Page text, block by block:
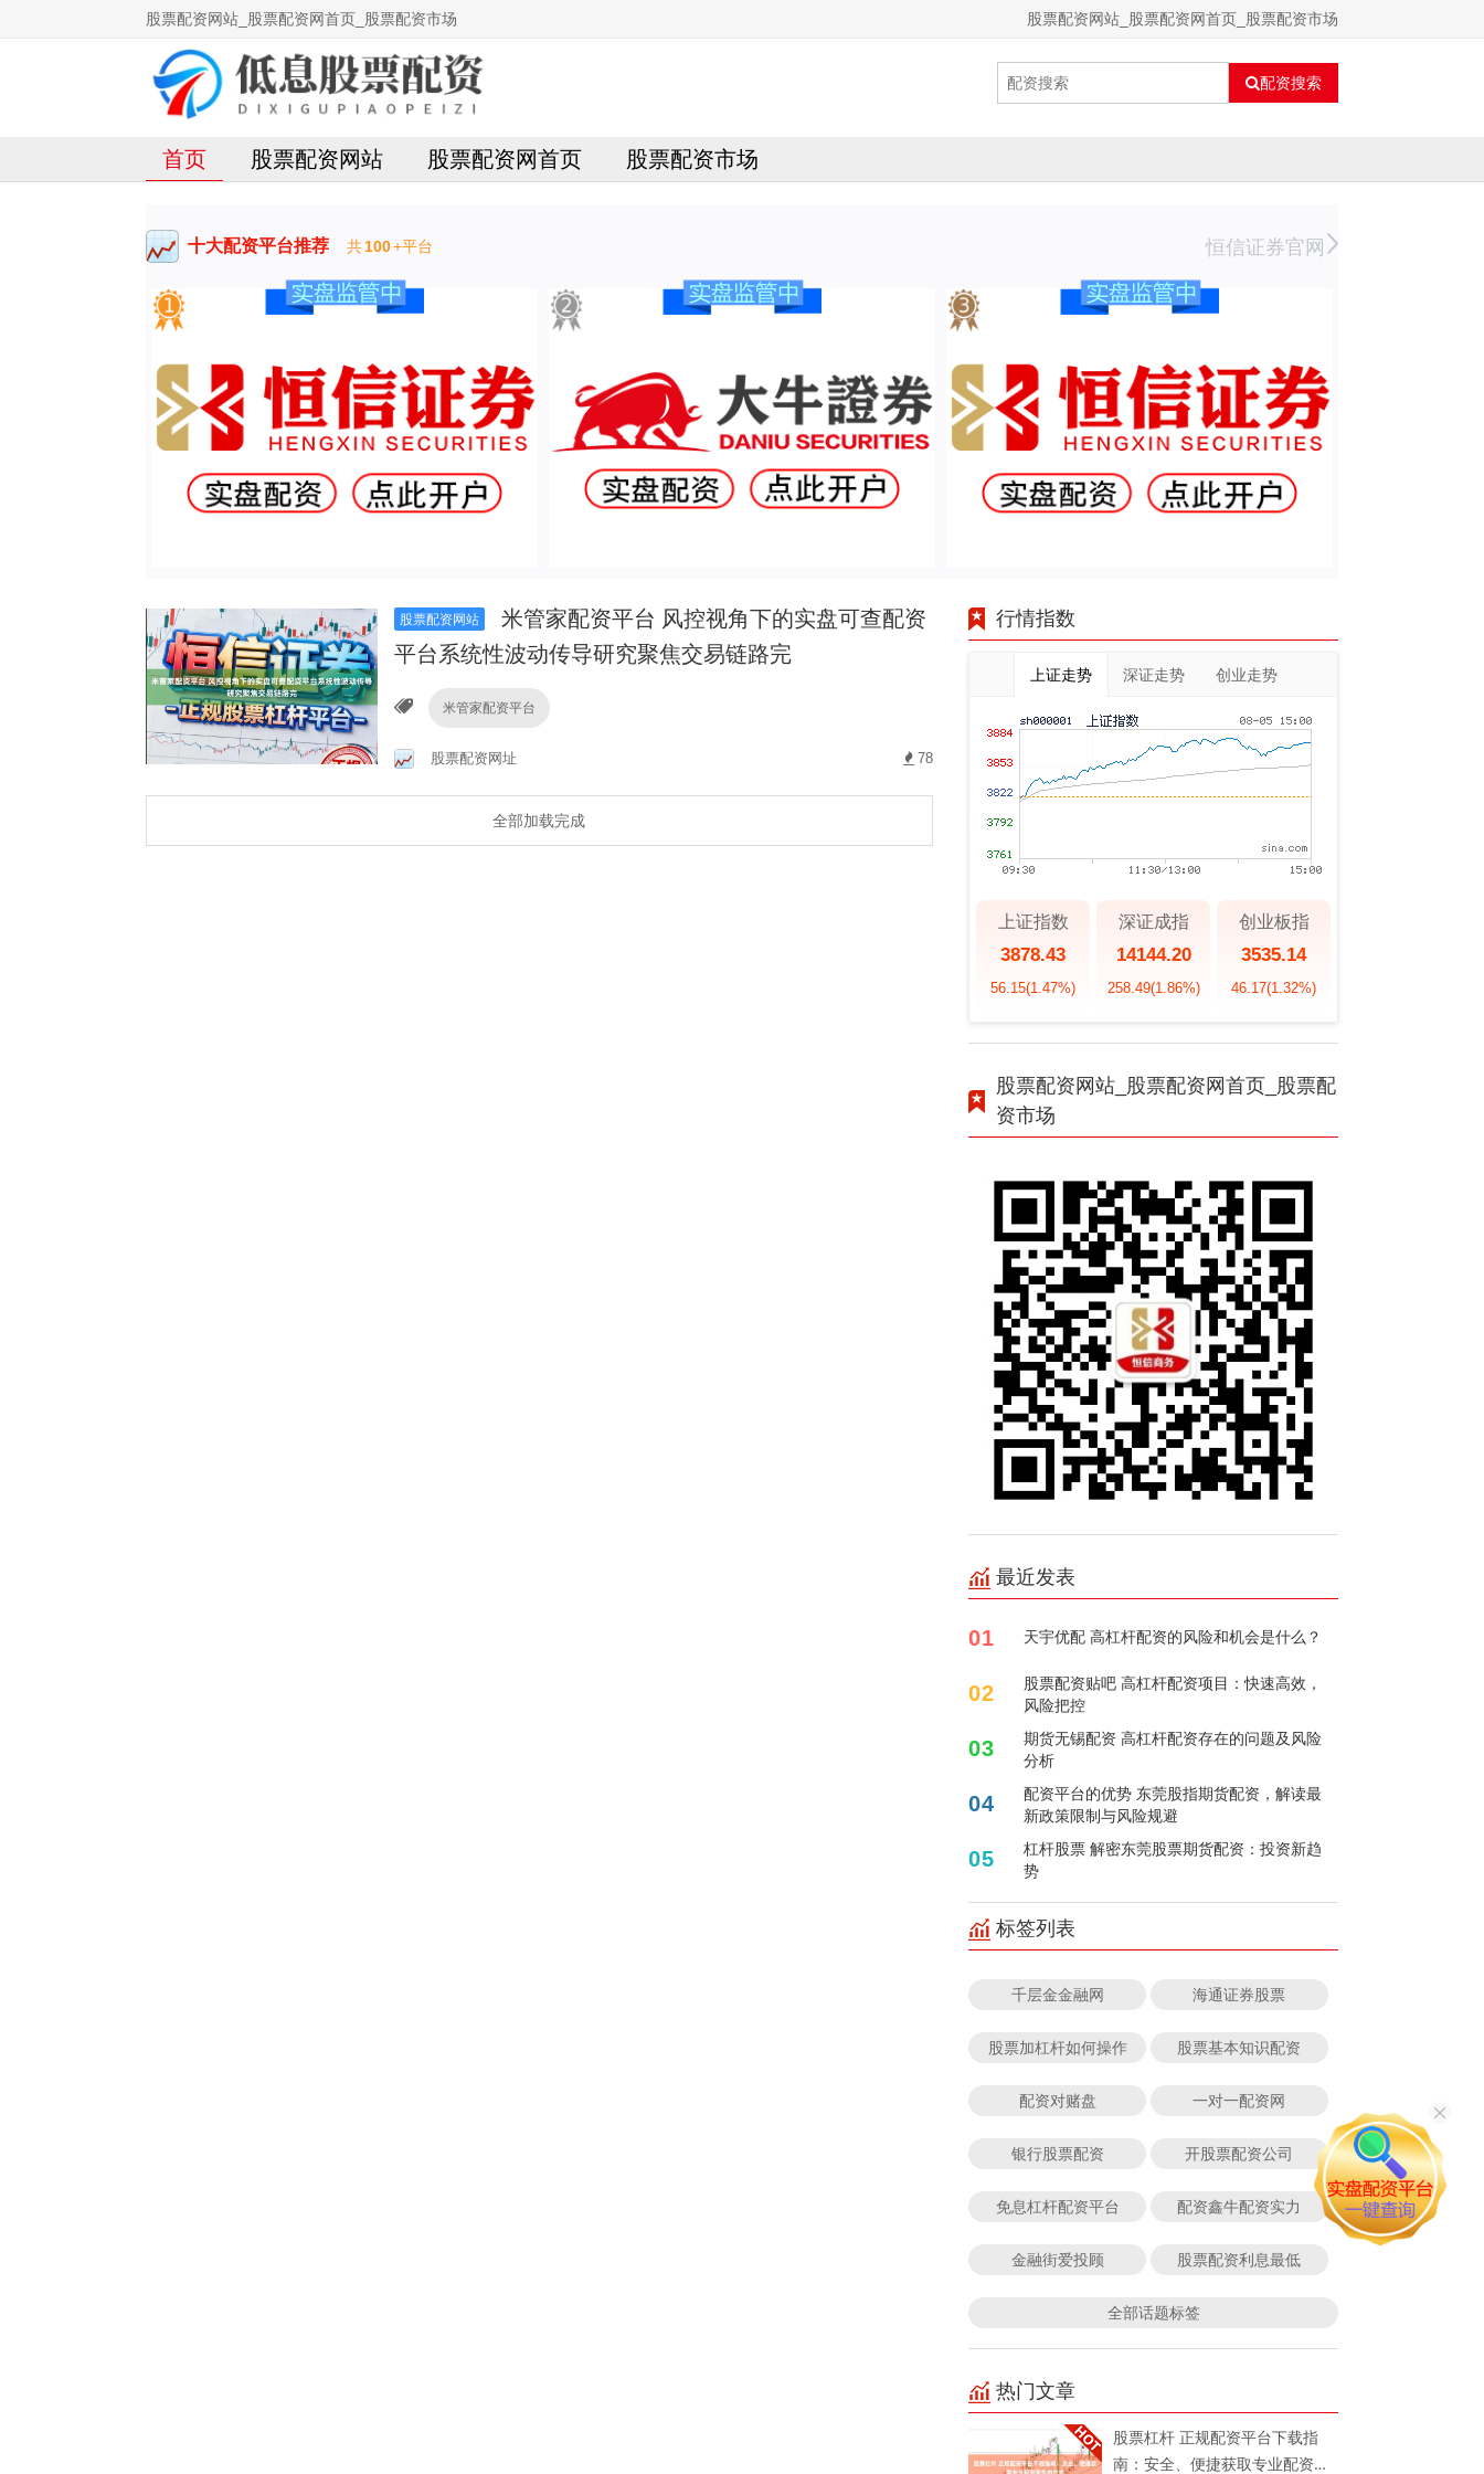
股票配资网站_股票配资网首页_股票配资市场 股票配资网站_股票配资网首页_股票配资市场
配资搜索
首页 股票配资网站 股票配资网首页 股票配资市场
十大配资平台推荐 共100+平台 恒信证券官网
股票配资网站
米管家配资平台 风控视角下的实盘可查配资
平台系统性波动传导研究聚焦交易链路完
米管家配资平台
股票配资网址 78
全部加载完成
行情指数
上证走势 深证走势 创业走势
上证指数
3878.43
56.15(1.47%)
深证成指
14144.20
258.49(1.86%)
创业板指
3535.14
46.17(1.32%)
股票配资网站_股票配资网首页_股票配
资市场
最近发表
01 天宇优配 高杠杆配资的风险和机会是什么？
02
股票配资贴吧 高杠杆配资项目：快速高效，
风险把控
03
期货无锡配资 高杠杆配资存在的问题及风险
分析
04
配资平台的优势 东莞股指期货配资，解读最
新政策限制与风险规避
05
杠杆股票 解密东莞股票期货配资：投资新趋
势
标签列表
千层金金融网 海通证券股票
股票加杠杆如何操作 股票基本知识配资
配资对赌盘 一对一配资网
银行股票配资 开股票配资公司
免息杠杆配资平台 配资鑫牛配资实力
金融街爱投顾 股票配资利息最低
全部话题标签
热门文章
股票杠杆 正规配资平台下载指
南：安全、便捷获取专业配资服